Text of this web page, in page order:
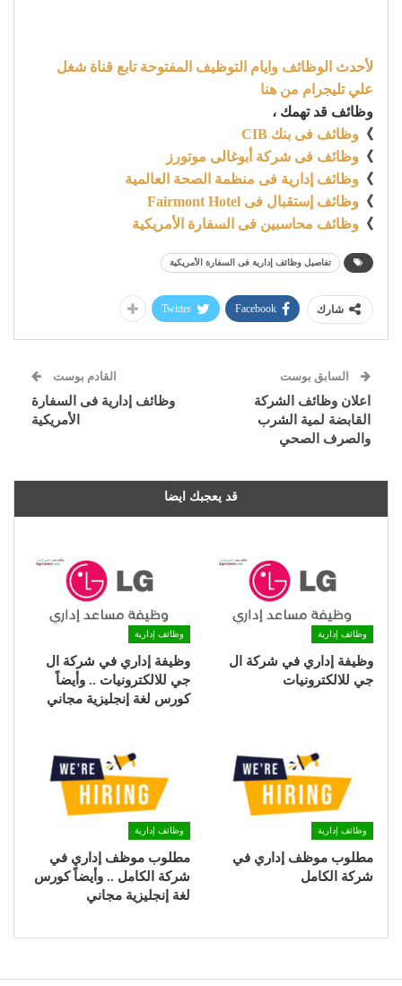
لأحدث الوظائف وايام التوظيف المفتوحة تابع قناة شغل
علي تليجرام من هنا
وظائف قد تهمك ،
》 وظائف فى بنك CIB
》 وظائف فى شركة أبوغالى موتورز
》 وظائف إدارية فى منظمة الصحة العالمية
》 وظائف إستقبال فى Fairmont Hotel
》 وظائف محاسبين فى السفارة الأمريكية
تفاصيل وظائف إدارية فى السفارة الأمريكية
شارك Facebook
Twitter
السابق بوست
اعلان وظائف الشركة
القابضة لمية الشرب
والصرف الصحي
القادم بوست
وظائف إدارية فى السفارة
الأمريكية
قد يعجبك ايضا
وظائف إدارية
وظيفة إداري في شركة ال
جي للالكترونيات
وظائف إدارية
وظيفة إداري في شركة ال
جي للالكترونيات .. وأيضاً
كورس لغة إنجليزية مجاني
وظائف إدارية
مطلوب موظف إداري في
شركة الكامل
وظائف إدارية
مطلوب موظف إداري في
شركة الكامل .. وأيضاً كورس
لغة إنجليزية مجاني